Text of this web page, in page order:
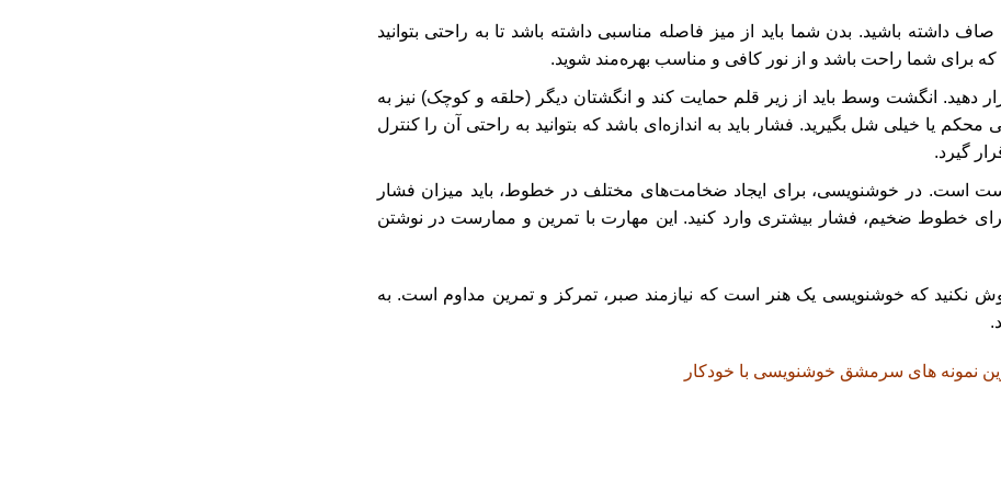
باشید. بدن شما باید از میز فاصله مناسبی داشته باشد تا به راحتی بتوانید
که برای شما راحت باشد و از نور کافی و مناسب بهره‌مند شوید.
انگشت وسط باید از زیر قلم حمایت کند و انگشتان دیگر (حلقه و کوچک) نیز به
محکم یا خیلی شل بگیرید. فشار باید به اندازه‌ای باشد که بتوانید به راحتی آن را کنترل
گیرد.
است. در خوشنویسی، برای ایجاد ضخامت‌های مختلف در خطوط، باید میزان فشار
خطوط ضخیم، فشار بیشتری وارد کنید. این مهارت با تمرین و ممارست در نوشتن
نکنید که خوشنویسی یک هنر است که نیازمند صبر، تمرکز و تمرین مداوم است. به
نمونه های سرمشق خوشنویسی با خودکار